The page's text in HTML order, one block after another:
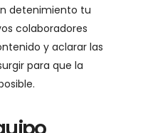
detenimiento tu
colaboradores
y aclarar las
para que la